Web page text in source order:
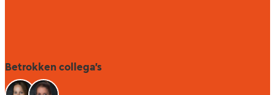
Betrokken collega's